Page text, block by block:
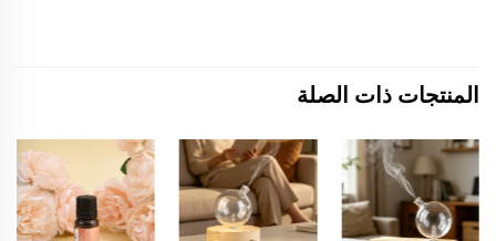
المنتجات ذات الصلة